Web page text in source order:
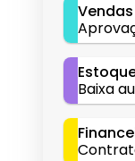
Vendas
Baixa